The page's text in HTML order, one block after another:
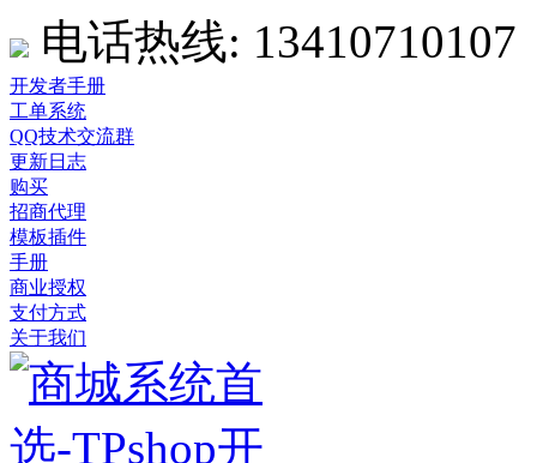
电话热线: 13410710107
开发者手册
工单系统
QQ技术交流群
更新日志
购买
招商代理
模板插件
手册
商业授权
支付方式
关于我们